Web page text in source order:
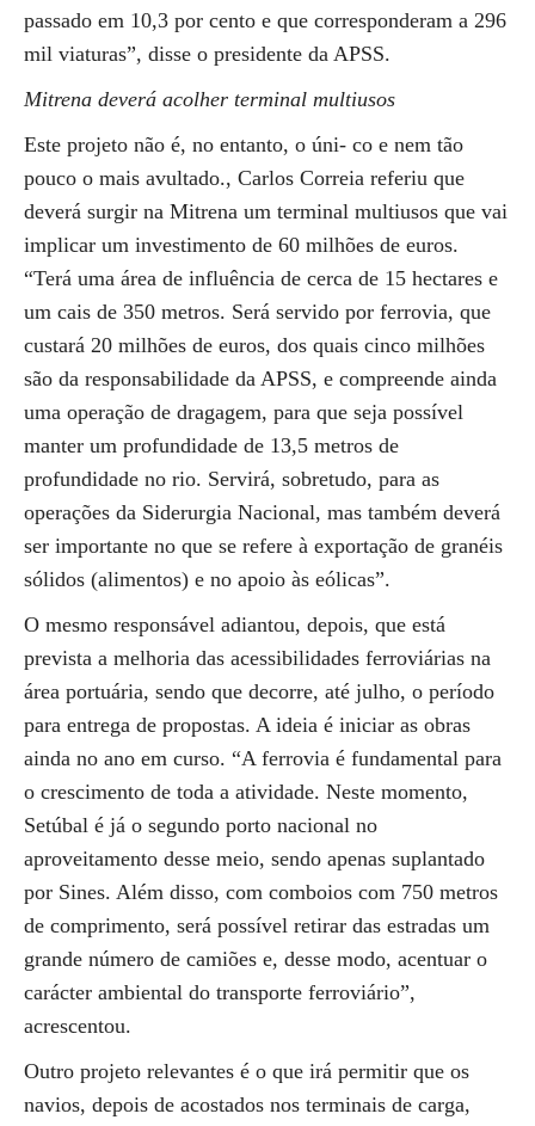
passado em 10,3 por cento e que corresponderam a 296
mil viaturas”, disse o presidente da APSS.
Mitrena deverá acolher terminal multiusos
Este projeto não é, no entanto, o úni- co e nem tão
pouco o mais avultado., Carlos Correia referiu que
deverá surgir na Mitrena um terminal multiusos que vai
implicar um investimento de 60 milhões de euros.
“Terá uma área de influência de cerca de 15 hectares e
um cais de 350 metros. Será servido por ferrovia, que
custará 20 milhões de euros, dos quais cinco milhões
são da responsabilidade da APSS, e compreende ainda
uma operação de dragagem, para que seja possível
manter um profundidade de 13,5 metros de
profundidade no rio. Servirá, sobretudo, para as
operações da Siderurgia Nacional, mas também deverá
ser importante no que se refere à exportação de granéis
sólidos (alimentos) e no apoio às eólicas”.
O mesmo responsável adiantou, depois, que está
prevista a melhoria das acessibilidades ferroviárias na
área portuária, sendo que decorre, até julho, o período
para entrega de propostas. A ideia é iniciar as obras
ainda no ano em curso. “A ferrovia é fundamental para
o crescimento de toda a atividade. Neste momento,
Setúbal é já o segundo porto nacional no
aproveitamento desse meio, sendo apenas suplantado
por Sines. Além disso, com comboios com 750 metros
de comprimento, será possível retirar das estradas um
grande número de camiões e, desse modo, acentuar o
carácter ambiental do transporte ferroviário”,
acrescentou.
Outro projeto relevantes é o que irá permitir que os
navios, depois de acostados nos terminais de carga,